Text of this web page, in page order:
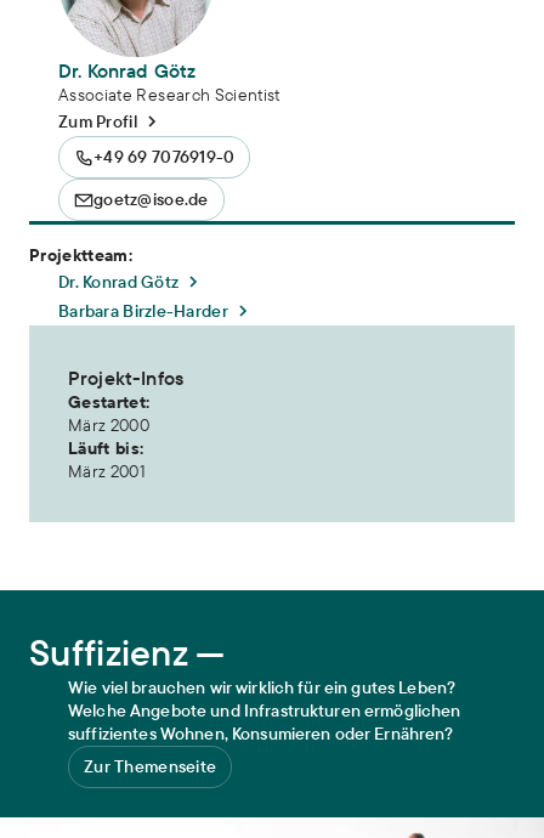
Dr. Konrad Götz
Associate Research Scientist
Zum Profil
+49 69 7076919-0
goetz@isoe.de
Projektteam:
Dr. Konrad Götz
Barbara Birzle-Harder
Projekt-Infos
Gestartet:
März 2000
Läuft bis:
März 2001
Suffizienz —
Wie viel brauchen wir wirklich für ein gutes Leben?
Welche Angebote und Infrastrukturen ermöglichen
suffizientes Wohnen, Konsumieren oder Ernähren?
Zur Themenseite